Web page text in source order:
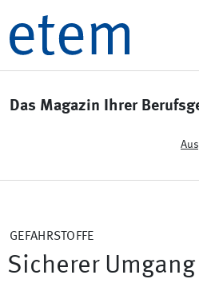
Das Magazin Ihrer
GEFAHRSTOFFE
Sicherer